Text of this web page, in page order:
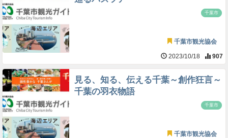
千葉市
千葉市観光協会
2023/10/18 907
見る、知る、伝える千葉～創作狂言～
千葉の羽衣物語
千葉市
千葉市観光協会